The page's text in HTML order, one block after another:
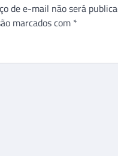
de e-mail não será
marcados com *